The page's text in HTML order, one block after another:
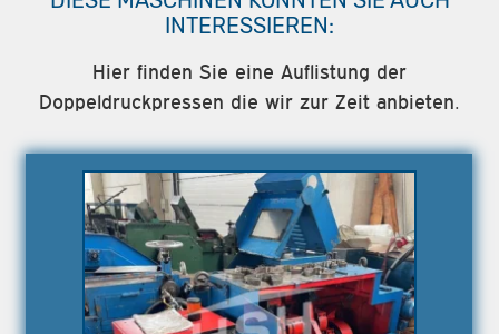
INTERESSIEREN:
Hier finden Sie eine Auflistung der
Doppeldruckpressen die wir zur Zeit anbieten.